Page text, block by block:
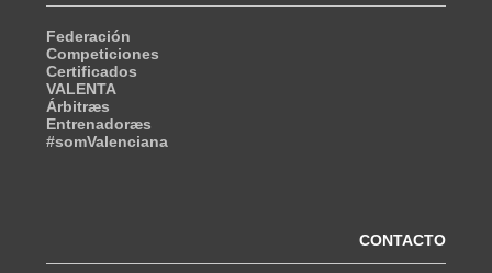
Federación
Competiciones
Certificados
VALENTA
Árbitræs
Entrenadoræs
#somValenciana
CONTACTO